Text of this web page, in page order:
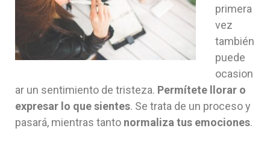
primera
vez
también
puede
ocasion
ar un sentimiento de tristeza. Permítete llorar o
expresar lo que sientes. Se trata de un proceso y
pasará, mientras tanto normaliza tus emociones.